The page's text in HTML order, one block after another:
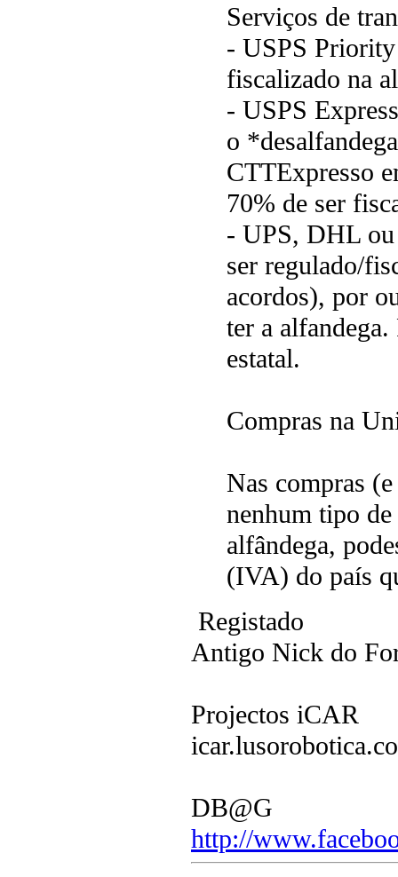
Serviços de
- USPS
fiscalizado na
- USPS
o
CTTExpresso
70% de ser
- UPS, DHL ou
ser regulado/
acordos), por
ter a
estatal.
Compras na
Nas compras
nenhum tipo de
alfândega,
(IVA) do país
Registado
Antigo Nick do
Projectos iCAR
DB@G
http://